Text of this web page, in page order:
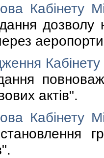
Кабiнету
дозволу
актiв".
Кабiнету